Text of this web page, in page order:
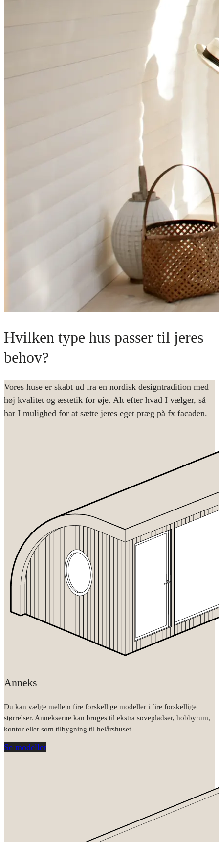
Hvilken type hus passer til jeres
behov?
Vores huse er skabt ud fra en nordisk designtradition med
høj kvalitet og æstetik for øje. Alt efter hvad I vælger, så
har I mulighed for at sætte jeres eget præg på fx facaden.
Anneks
Du kan vælge mellem fire forskellige modeller i fire forskellige
størrelser. Annekserne kan bruges til ekstra sovepladser, hobbyrum,
kontor eller som tilbygning til helårshuset.
Se modeller